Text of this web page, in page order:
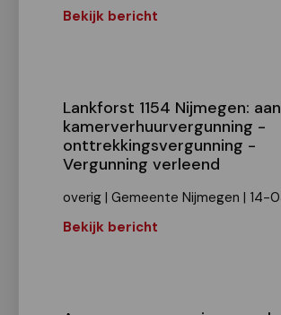
Bekijk bericht
Lankforst 1154 Nijmegen:
kamerverhuurvergunning -
onttrekkingsvergunning -
Vergunning verleend
overig | Gemeente Nijmegen | 14-
Bekijk bericht